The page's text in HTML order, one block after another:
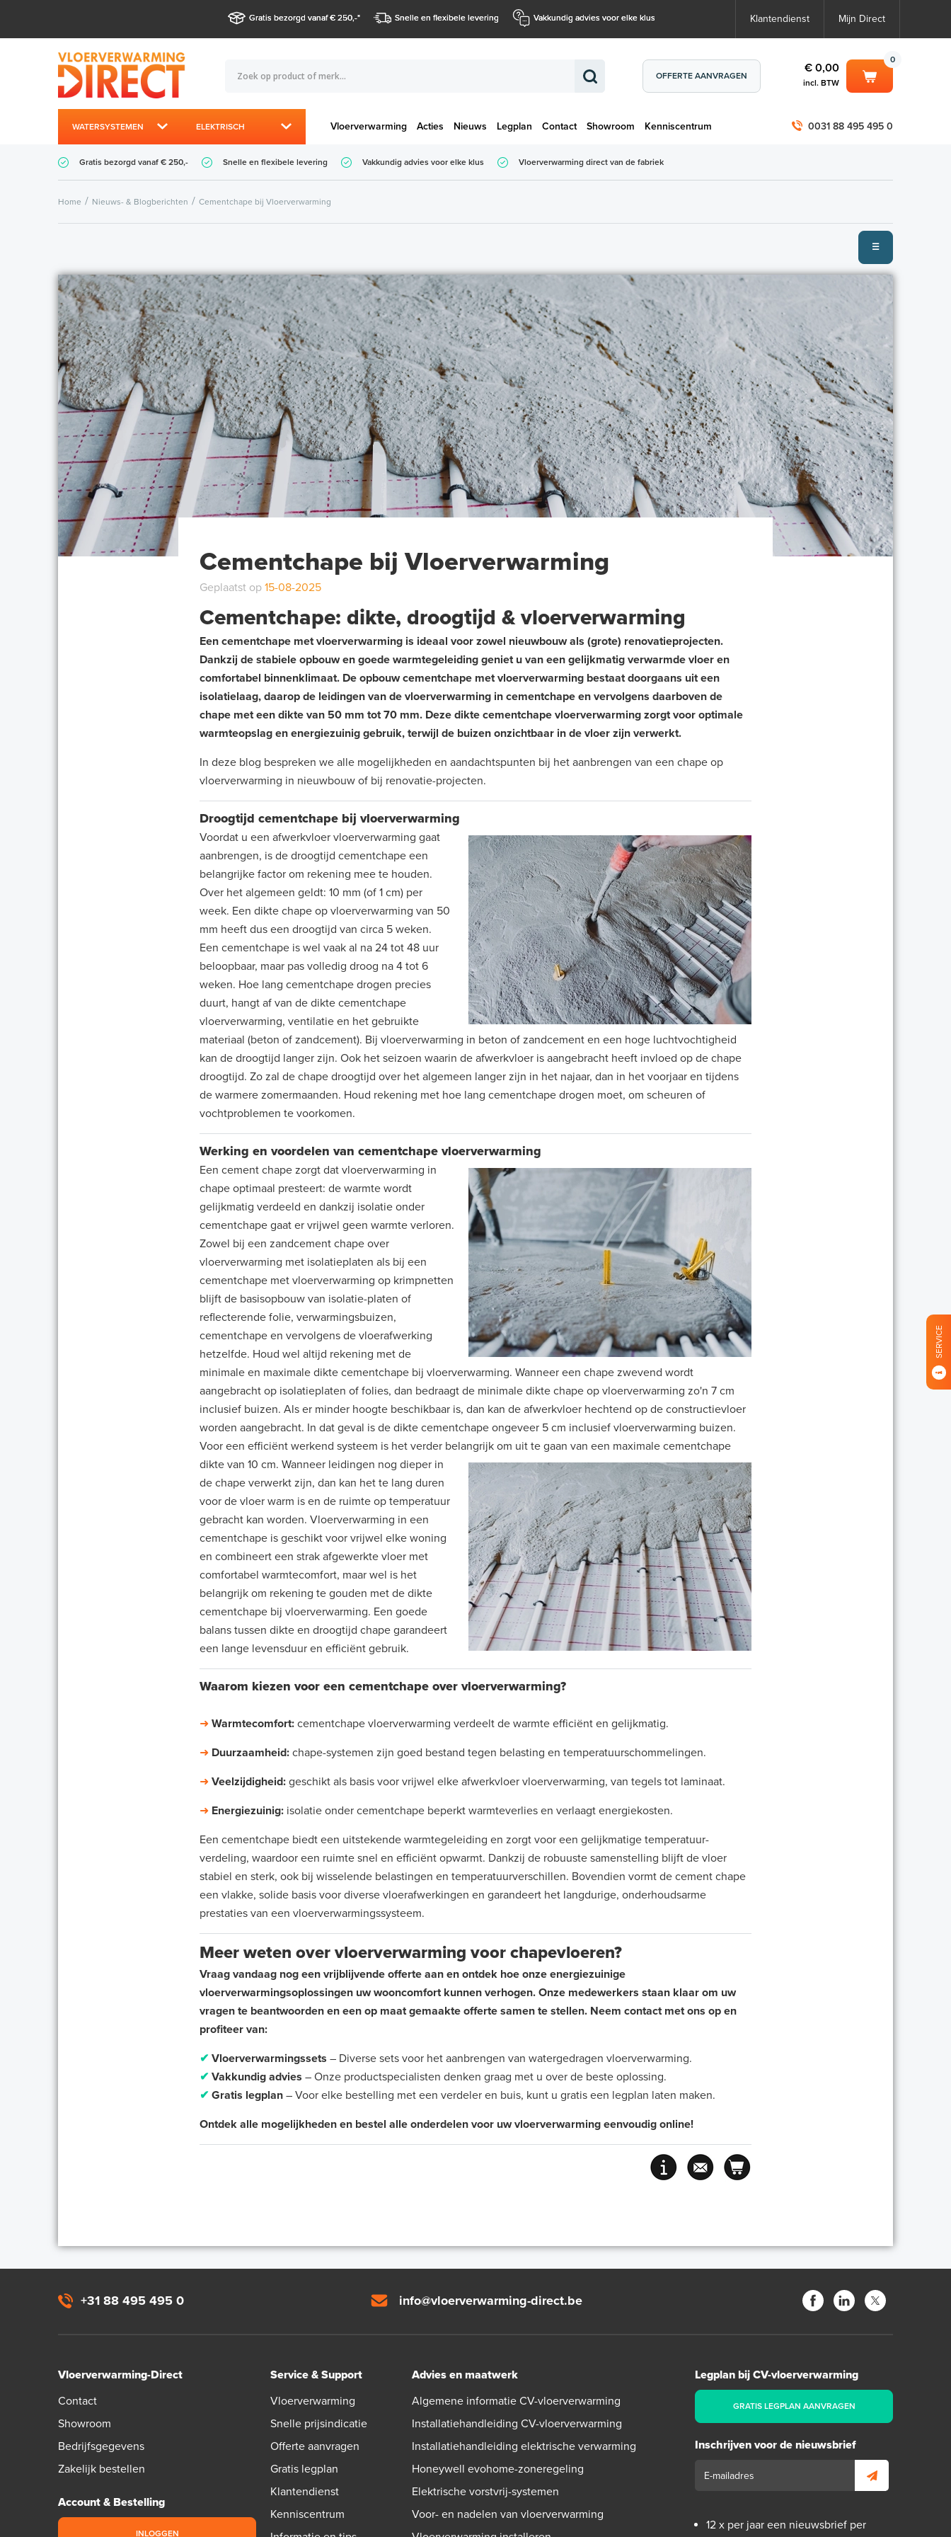
Gratis bezorgd vanaf € 250,-* Snelle en flexibele levering Vakkundig advies voor elke klus Klantendienst Mijn Direct
OFFERTE AANVRAGEN
0
€ 0,00
incl. BTW
WATERSYSTEMEN ELEKTRISCH Vloerverwarming Acties Nieuws Legplan Contact Showroom Kenniscentrum
€ 0,00 0031 88 495 495 0
Gratis bezorgd vanaf € 250,- Snelle en flexibele levering Vakkundig advies voor elke klus Vloerverwarming direct van de fabriek
Home Nieuws- & Blogberichten Cementchape bij Vloerverwarming
☰
Cementchape bij Vloerverwarming
Geplaatst op 15-08-2025
Cementchape: dikte, droogtijd & vloerverwarming
Een cementchape met vloerverwarming is ideaal voor zowel nieuwbouw als (grote) renovatieprojecten.
Dankzij de stabiele opbouw en goede warmtegeleiding geniet u van een gelijkmatig verwarmde vloer en
comfortabel binnenklimaat. De opbouw cementchape met vloerverwarming bestaat doorgaans uit een
isolatielaag, daarop de leidingen van de vloerverwarming in cementchape en vervolgens daarboven de
chape met een dikte van 50 mm tot 70 mm. Deze dikte cementchape vloerverwarming zorgt voor optimale
warmteopslag en energiezuinig gebruik, terwijl de buizen onzichtbaar in de vloer zijn verwerkt.
In deze blog bespreken we alle mogelijkheden en aandachtspunten bij het aanbrengen van een chape op
vloerverwarming in nieuwbouw of bij renovatie-projecten.
Droogtijd cementchape bij vloerverwarming
Voordat u een afwerkvloer vloerverwarming gaat
aanbrengen, is de droogtijd cementchape een
belangrijke factor om rekening mee te houden.
Over het algemeen geldt: 10 mm (of 1 cm) per
week. Een dikte chape op vloerverwarming van 50
mm heeft dus een droogtijd van circa 5 weken.
Een cementchape is wel vaak al na 24 tot 48 uur
beloopbaar, maar pas volledig droog na 4 tot 6
weken. Hoe lang cementchape drogen precies
duurt, hangt af van de dikte cementchape
vloerverwarming, ventilatie en het gebruikte
materiaal (beton of zandcement). Bij vloerverwarming in beton of zandcement en een hoge luchtvochtigheid
kan de droogtijd langer zijn. Ook het seizoen waarin de afwerkvloer is aangebracht heeft invloed op de chape
droogtijd. Zo zal de chape droogtijd over het algemeen langer zijn in het najaar, dan in het voorjaar en tijdens
de warmere zomermaanden. Houd rekening met hoe lang cementchape drogen moet, om scheuren of
vochtproblemen te voorkomen.
Werking en voordelen van cementchape vloerverwarming
Een cement chape zorgt dat vloerverwarming in
chape optimaal presteert: de warmte wordt
gelijkmatig verdeeld en dankzij isolatie onder
cementchape gaat er vrijwel geen warmte verloren.
Zowel bij een zandcement chape over
vloerverwarming met isolatieplaten als bij een
cementchape met vloerverwarming op krimpnetten
blijft de basisopbouw van isolatie-platen of
reflecterende folie, verwarmingsbuizen,
cementchape en vervolgens de vloerafwerking
hetzelfde. Houd wel altijd rekening met de
minimale en maximale dikte cementchape bij vloerverwarming. Wanneer een chape zwevend wordt
aangebracht op isolatieplaten of folies, dan bedraagt de minimale dikte chape op vloerverwarming zo'n 7 cm
inclusief buizen. Als er minder hoogte beschikbaar is, dan kan de afwerkvloer hechtend op de constructievloer
worden aangebracht. In dat geval is de dikte cementchape ongeveer 5 cm inclusief vloerverwarming buizen.
Voor een efficiënt werkend systeem is het verder belangrijk om uit te gaan van een maximale cementchape
dikte van 10 cm. Wanneer leidingen nog dieper in
de chape verwerkt zijn, dan kan het te lang duren
voor de vloer warm is en de ruimte op temperatuur
gebracht kan worden. Vloerverwarming in een
cementchape is geschikt voor vrijwel elke woning
en combineert een strak afgewerkte vloer met
comfortabel warmtecomfort, maar wel is het
belangrijk om rekening te gouden met de dikte
cementchape bij vloerverwarming. Een goede
balans tussen dikte en droogtijd chape garandeert
een lange levensduur en efficiënt gebruik.
Waarom kiezen voor een cementchape over vloerverwarming?
➜ Warmtecomfort: cementchape vloerverwarming verdeelt de warmte efficiënt en gelijkmatig.
➜ Duurzaamheid: chape-systemen zijn goed bestand tegen belasting en temperatuurschommelingen.
➜ Veelzijdigheid: geschikt als basis voor vrijwel elke afwerkvloer vloerverwarming, van tegels tot laminaat.
➜ Energiezuinig: isolatie onder cementchape beperkt warmteverlies en verlaagt energiekosten.
Een cementchape biedt een uitstekende warmtegeleiding en zorgt voor een gelijkmatige temperatuur-
verdeling, waardoor een ruimte snel en efficiënt opwarmt. Dankzij de robuuste samenstelling blijft de vloer
stabiel en sterk, ook bij wisselende belastingen en temperatuurverschillen. Bovendien vormt de cement chape
een vlakke, solide basis voor diverse vloerafwerkingen en garandeert het langdurige, onderhoudsarme
prestaties van een vloerverwarmingssysteem.
Meer weten over vloerverwarming voor chapevloeren?
Vraag vandaag nog een vrijblijvende offerte aan en ontdek hoe onze energiezuinige
vloerverwarmingsoplossingen uw wooncomfort kunnen verhogen. Onze medewerkers staan klaar om uw
vragen te beantwoorden en een op maat gemaakte offerte samen te stellen. Neem contact met ons op en
profiteer van:
✔ Vloerverwarmingssets – Diverse sets voor het aanbrengen van watergedragen vloerverwarming.
✔ Vakkundig advies – Onze productspecialisten denken graag met u over de beste oplossing.
✔ Gratis legplan – Voor elke bestelling met een verdeler en buis, kunt u gratis een legplan laten maken.
Ontdek alle mogelijkheden en bestel alle onderdelen voor uw vloerverwarming eenvoudig online!
+31 88 495 495 0 info@vloerverwarming-direct.be
Vloerverwarming-Direct
Contact
Showroom
Bedrijfsgegevens
Zakelijk bestellen
Account & Bestelling
INLOGGEN
Service & Support
Vloerverwarming
Snelle prijsindicatie
Offerte aanvragen
Gratis legplan
Klantendienst
Kenniscentrum
Advies en maatwerk
Algemene informatie CV-vloerverwarming
Installatiehandleiding CV-vloerverwarming
Installatiehandleiding elektrische verwarming
Honeywell evohome-zoneregeling
Elektrische vorstvrij-systemen
Voor- en nadelen van vloerverwarming
Legplan bij CV-vloerverwarming
GRATIS LEGPLAN AANVRAGEN
Inschrijven voor de nieuwsbrief
12 x per jaar een nieuwsbrief per
SERVICE